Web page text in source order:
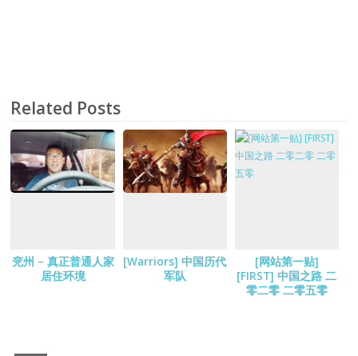
Related Posts
兖州 – 真正普通人家
居住环境
[Warriors] 中国历代
军队
[网站第一贴]
[FIRST] 中国之路 二
零二零 二零五零